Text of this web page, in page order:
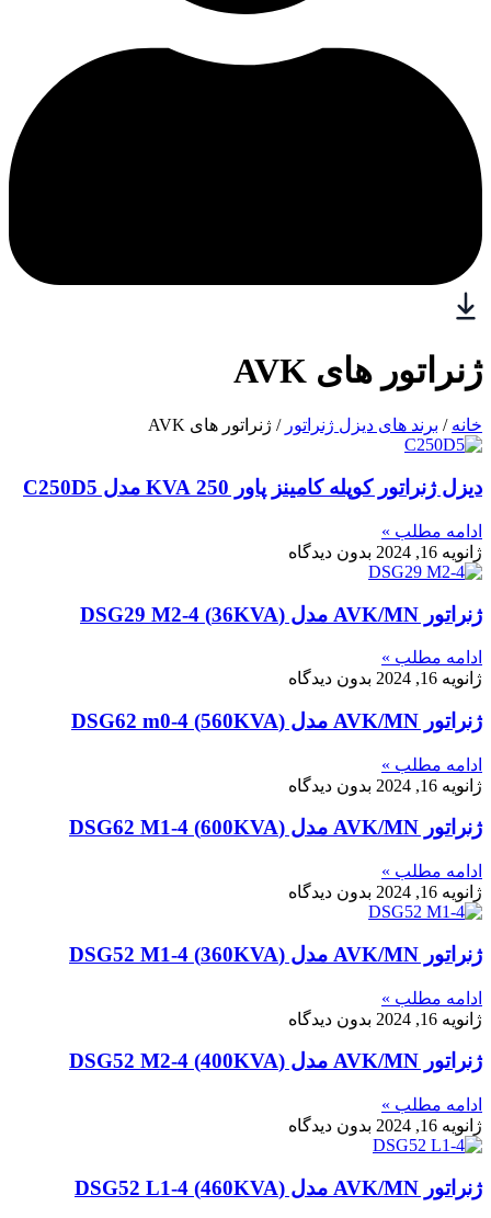
ژنراتور های AVK
خانه / برند های دیزل ژنراتور / ژنراتور های AVK
دیزل ژنراتور کوپله کامینز پاور 250 KVA مدل C250D5
ادامه مطلب »
ژانویه 16, 2024
بدون دیدگاه
ژنراتور AVK/MN مدل (36KVA) DSG29 M2-4
ادامه مطلب »
ژانویه 16, 2024
بدون دیدگاه
ژنراتور AVK/MN مدل (560KVA) DSG62 m0-4
ادامه مطلب »
ژانویه 16, 2024
بدون دیدگاه
ژنراتور AVK/MN مدل (600KVA) DSG62 M1-4
ادامه مطلب »
ژانویه 16, 2024
بدون دیدگاه
ژنراتور AVK/MN مدل (360KVA) DSG52 M1-4
ادامه مطلب »
ژانویه 16, 2024
بدون دیدگاه
ژنراتور AVK/MN مدل (400KVA) DSG52 M2-4
ادامه مطلب »
ژانویه 16, 2024
بدون دیدگاه
ژنراتور AVK/MN مدل (460KVA) DSG52 L1-4